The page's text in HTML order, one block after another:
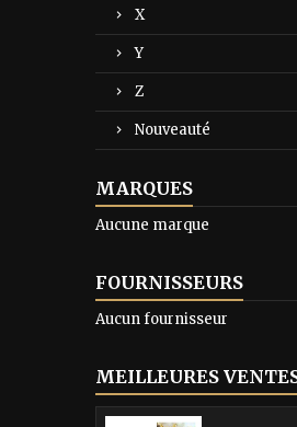
X
Y
Z
Nouveauté
MARQUES
Aucune marque
FOURNISSEURS
Aucun fournisseur
MEILLEURES